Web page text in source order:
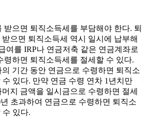
받으면 퇴직소득세를 부담해야 한다. 퇴
으면 퇴직소득세 역시 일시에 납부해
여를 IRP나 연금저축 같은 연금계좌로
령하면 퇴직소득세를 절세할 수 있다.
기간 동안 연금으로 수령하면 퇴직소
수 있다. 만약 연금 수령 연차 1년치만
지 금액을 일시금으로 수령하면 절세
초과하여 연금으로 수령하면 퇴직소
수 있다.